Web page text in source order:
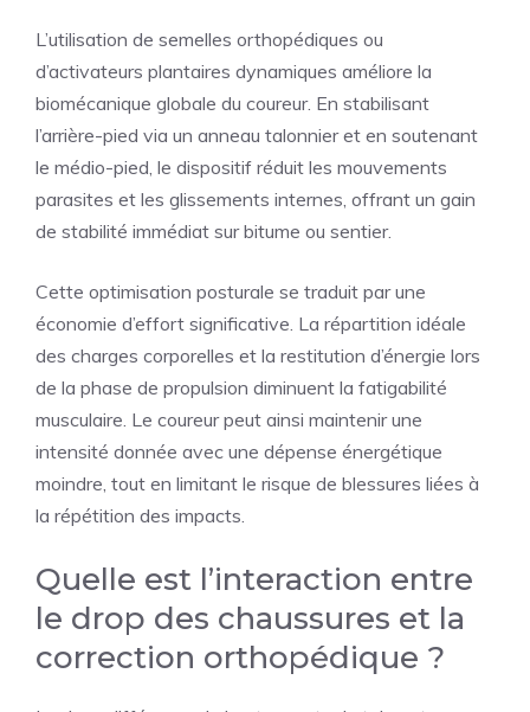
L’utilisation de semelles orthopédiques ou
d’activateurs plantaires dynamiques améliore la
biomécanique globale du coureur. En stabilisant
l’arrière-pied via un anneau talonnier et en soutenant
le médio-pied, le dispositif réduit les mouvements
parasites et les glissements internes, offrant un gain
de stabilité immédiat sur bitume ou sentier.
Cette optimisation posturale se traduit par une
économie d’effort significative. La répartition idéale
des charges corporelles et la restitution d’énergie lors
de la phase de propulsion diminuent la fatigabilité
musculaire. Le coureur peut ainsi maintenir une
intensité donnée avec une dépense énergétique
moindre, tout en limitant le risque de blessures liées à
la répétition des impacts.
Quelle est l’interaction entre
le drop des chaussures et la
correction orthopédique ?